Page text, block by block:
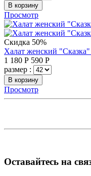
В корзину
Просмотр
Скидка 50%
Халат женский
1 180 Р 590 Р
размер :
В корзину
Просмотр
Оставайтесь на